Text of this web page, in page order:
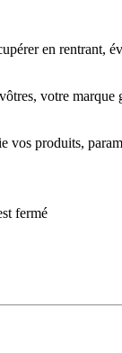
en rentrant,
votre
vos produits,
fermé